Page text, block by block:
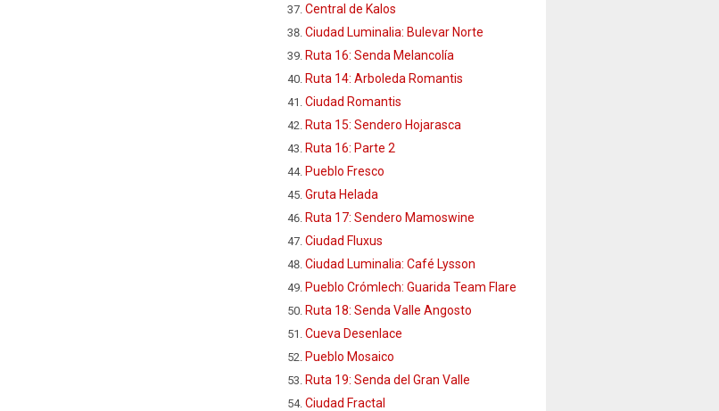
Central de Kalos
Ciudad Luminalia: Bulevar Norte
Ruta 16: Senda Melancolía
Ruta 14: Arboleda Romantis
Ciudad Romantis
Ruta 15: Sendero Hojarasca
Ruta 16: Parte 2
Pueblo Fresco
Gruta Helada
Ruta 17: Sendero Mamoswine
Ciudad Fluxus
Ciudad Luminalia: Café Lysson
Pueblo Crómlech: Guarida Team Flare
Ruta 18: Senda Valle Angosto
Cueva Desenlace
Pueblo Mosaico
Ruta 19: Senda del Gran Valle
Ciudad Fractal